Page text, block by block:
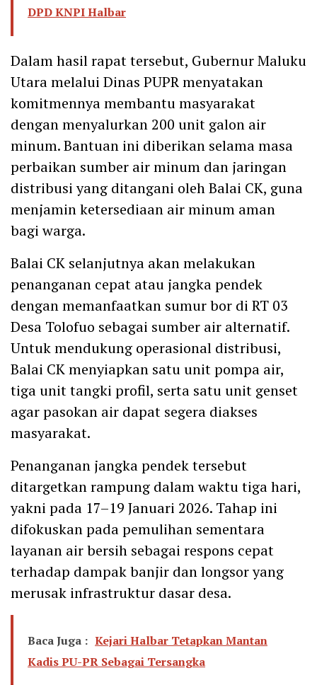
DPD KNPI Halbar
Dalam hasil rapat tersebut, Gubernur Maluku
Utara melalui Dinas PUPR menyatakan
komitmennya membantu masyarakat
dengan menyalurkan 200 unit galon air
minum. Bantuan ini diberikan selama masa
perbaikan sumber air minum dan jaringan
distribusi yang ditangani oleh Balai CK, guna
menjamin ketersediaan air minum aman
bagi warga.
Balai CK selanjutnya akan melakukan
penanganan cepat atau jangka pendek
dengan memanfaatkan sumur bor di RT 03
Desa Tolofuo sebagai sumber air alternatif.
Untuk mendukung operasional distribusi,
Balai CK menyiapkan satu unit pompa air,
tiga unit tangki profil, serta satu unit genset
agar pasokan air dapat segera diakses
masyarakat.
Penanganan jangka pendek tersebut
ditargetkan rampung dalam waktu tiga hari,
yakni pada 17–19 Januari 2026. Tahap ini
difokuskan pada pemulihan sementara
layanan air bersih sebagai respons cepat
terhadap dampak banjir dan longsor yang
merusak infrastruktur dasar desa.
Baca Juga : Kejari Halbar Tetapkan Mantan
Kadis PU-PR Sebagai Tersangka